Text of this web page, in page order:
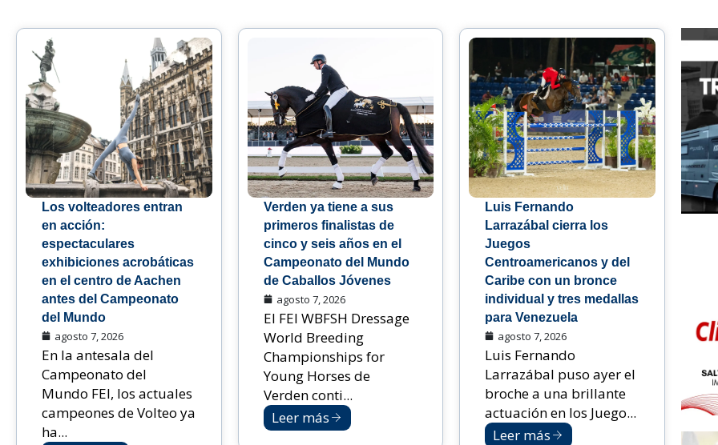
Los volteadores entran
en acción:
espectaculares
exhibiciones acrobáticas
en el centro de Aachen
antes del Campeonato
del Mundo
agosto 7, 2026
En la antesala del
Campeonato del
Mundo FEI, los actuales
campeones de Volteo ya
ha...
Verden ya tiene a sus
primeros finalistas de
cinco y seis años en el
Campeonato del Mundo
de Caballos Jóvenes
agosto 7, 2026
El FEI WBFSH Dressage
World Breeding
Championships for
Young Horses de
Verden conti...
Leer más
Luis Fernando
Larrazábal cierra los
Juegos
Centroamericanos y del
Caribe con un bronce
individual y tres medallas
para Venezuela
agosto 7, 2026
Luis Fernando
Larrazábal puso ayer el
broche a una brillante
actuación en los Juego...
Leer más